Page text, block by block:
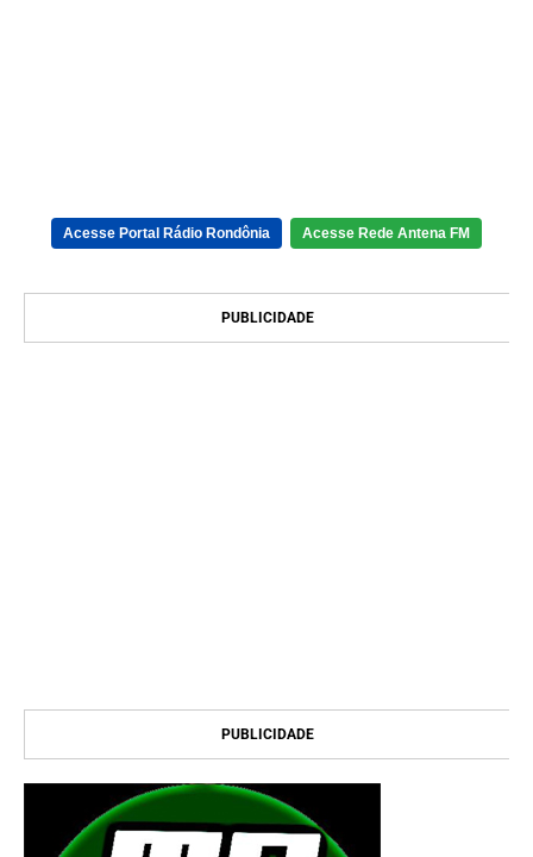
Acesse Portal Rádio Rondônia Acesse Rede Antena FM
PUBLICIDADE
PUBLICIDADE